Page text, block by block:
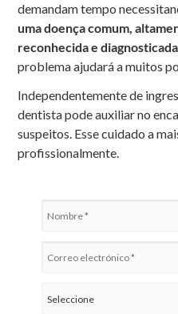
demandam tempo
uma doença comum,
reconhecida e
problema ajudará a muitos
Independentemente de
dentista pode auxiliar no
suspeitos. Esse cuidado a
profissionalmente.